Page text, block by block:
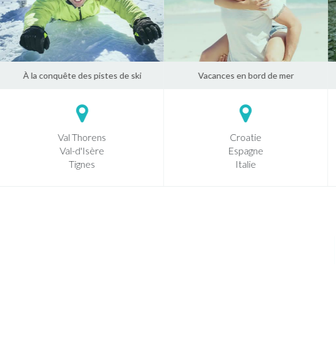
À la conquête des pistes de ski
Val Thorens
Val-d'Isère
Tignes
Vacances en bord de mer
Croatie
Espagne
Italie